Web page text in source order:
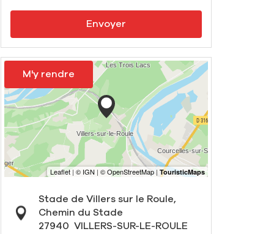
Envoyer
M'y rendre
Stade de Villers sur le Roule,
Chemin du Stade
27940 VILLERS-SUR-LE-ROULE